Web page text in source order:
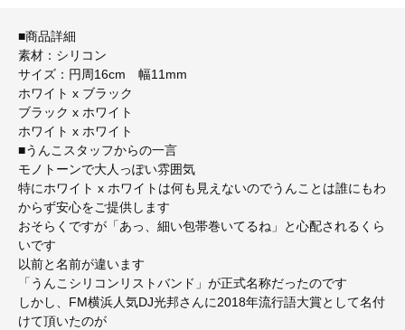
■商品詳細
素材：シリコン
サイズ：円周16cm 幅11mm
ホワイト x ブラック
ブラック x ホワイト
ホワイト x ホワイト
■うんこスタッフからの一言
モノトーンで大人っぽい雰囲気
特にホワイト x ホワイトは何も見えないのでうんことは誰にもわ
からず安心をご提供します
おそらくですが「あっ、細い包帯巻いてるね」と心配されるくら
いです
以前と名前が違います
「うんこシリコンリストバンド」が正式名称だったのです
しかし、FM横浜人気DJ光邦さんに2018年流行語大賞として名付
けて頂いたのが